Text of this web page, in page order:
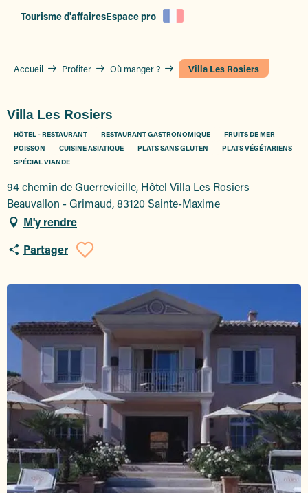
Tourisme d'affairesEspace pro
Accueil Profiter Où manger ? Villa Les Rosiers
Villa Les Rosiers
HÔTEL - RESTAURANT RESTAURANT GASTRONOMIQUE
FRUITS DE MER
POISSON
CUISINE ASIATIQUE PLATS SANS GLUTEN
PLATS VÉGÉTARIENS
SPÉCIAL VIANDE
94 chemin de Guerrevieille, Hôtel Villa Les Rosiers
Beauvallon - Grimaud, 83120 Sainte-Maxime
M'y rendre
Partager
Ajouter aux favoris